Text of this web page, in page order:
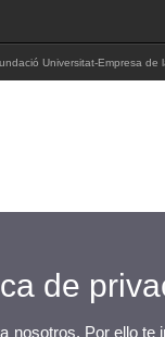
Universitat-Empresa
de
nosotros. Por ello